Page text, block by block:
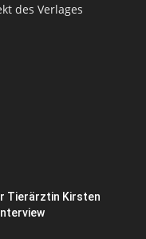
des Verlages
Tierärztin Kirsten